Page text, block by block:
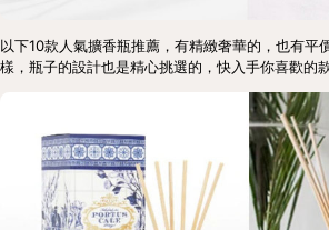
以下10款人氣擴香瓶推薦，有精緻奢華的，也有平
樣，瓶子的設計也是精心挑選的，快入手你喜歡的